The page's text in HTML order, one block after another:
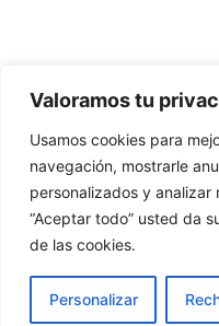
Valoramos tu
Usamos cookies para
navegación, mostrarle
personalizados y
“Aceptar todo” usted da
de las cookies.
Personalizar
Redes Cristianas
Una mirada alternativa sobre
- Colectivos de Redes Cristianas